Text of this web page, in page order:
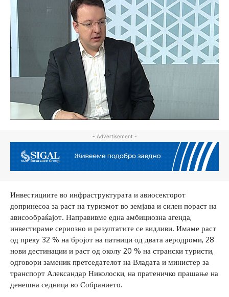
- Advertisement -
Инвестициите во инфраструктурата и авиосекторот
допринесоа за раст на туризмот во земјава и силен пораст на
ависообраќајот. Направивме една амбициозна агенда,
инвестираме сериозно и резултатите се видливи. Имаме раст
од преку 32 % на бројот на патници од двата аеродроми, 28
нови дестинации и раст од околу 20 % на странски туристи,
одговори заменик претседателот на Владата и министер за
транспорт Александар Николоски, на пратеничко прашање на
денешна седница во Собранието.